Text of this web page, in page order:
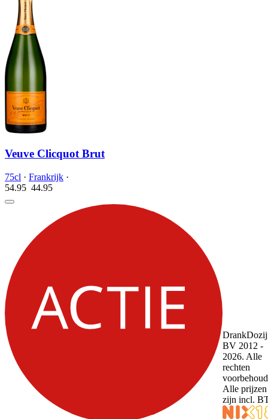
Veuve Clicquot Brut
75cl · Frankrijk ·
54.95 44.95
BV 2012 -
2026. Alle
rechten
Alle prijzen
zijn incl.